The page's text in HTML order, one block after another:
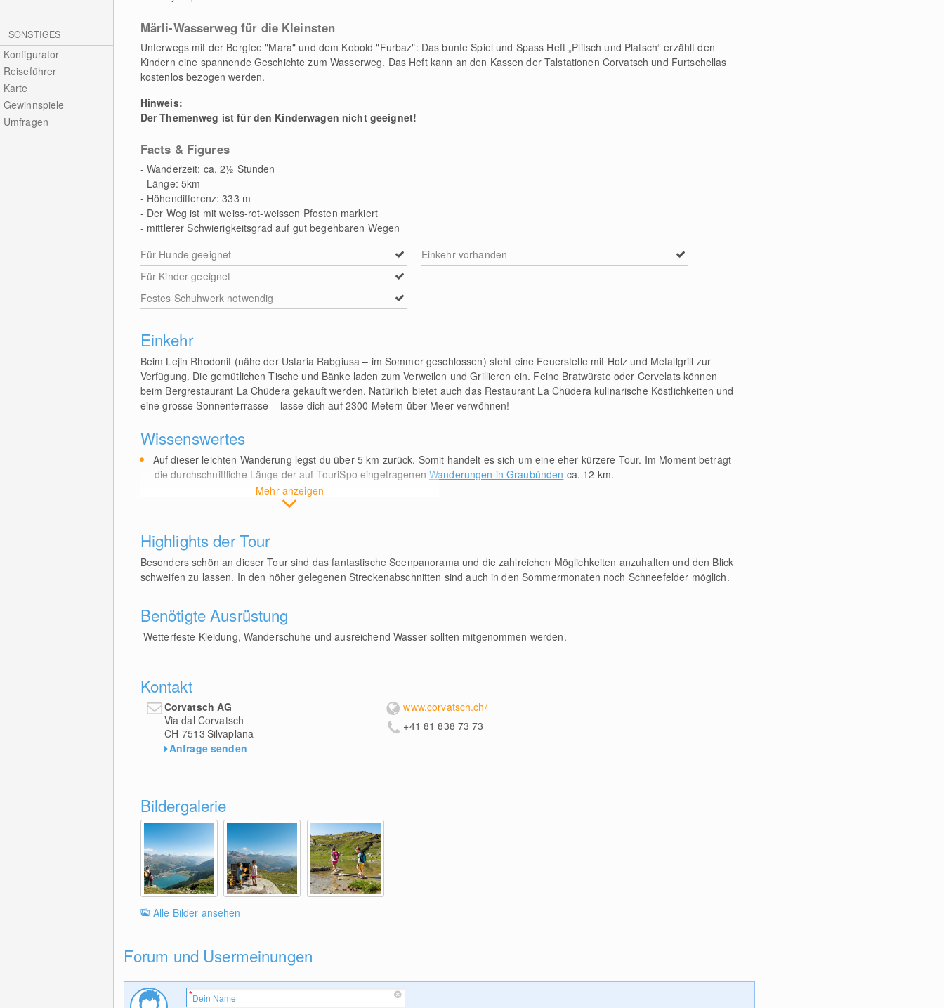
SONSTIGES
Konfigurator
Reiseführer
Karte
Gewinnspiele
Umfragen
Märli-Wasserweg für die Kleinsten
Unterwegs mit der Bergfee "Mara" und dem Kobold "Furbaz": Das bunte Spiel und Spass Heft „Plitsch und Platsch“ erzählt den
Kindern eine spannende Geschichte zum Wasserweg. Das Heft kann an den Kassen der Talstationen Corvatsch und Furtschellas
kostenlos bezogen werden.
Hinweis:
Der Themenweg ist für den Kinderwagen nicht geeignet!
Facts & Figures
- Wanderzeit: ca. 2½ Stunden
- Länge: 5km
- Höhendifferenz: 333 m
- Der Weg ist mit weiss-rot-weissen Pfosten markiert
- mittlerer Schwierigkeitsgrad auf gut begehbaren Wegen
Für Hunde geeignet
Für Kinder geeignet
Festes Schuhwerk notwendig
Einkehr vorhanden
Einkehr
Beim Lejin Rhodonit (nähe der Ustaria Rabgiusa – im Sommer geschlossen) steht eine Feuerstelle mit Holz und Metallgrill zur
Verfügung. Die gemütlichen Tische und Bänke laden zum Verweilen und Grillieren ein. Feine Bratwürste oder Cervelats können
beim Bergrestaurant La Chüdera gekauft werden. Natürlich bietet auch das Restaurant La Chüdera kulinarische Köstlichkeiten und
eine grosse Sonnenterrasse – lasse dich auf 2300 Metern über Meer verwöhnen!
Wissenswertes
Mehr anzeigen
Auf dieser leichten Wanderung legst du über 5km zurück. Somit handelt es sich um eine eher kürzere Tour. Im Moment beträgt
die durchschnittliche Länge der auf TouriSpo eingetragenen Wanderungen in Graubünden ca. 12 km.
Highlights der Tour
Besonders schön an dieser Tour sind das fantastische Seenpanorama und die zahlreichen Möglichkeiten anzuhalten und den Blick
schweifen zu lassen. In den höher gelegenen Streckenabschnitten sind auch in den Sommermonaten noch Schneefelder möglich.
Benötigte Ausrüstung
Wetterfeste Kleidung, Wanderschuhe und ausreichend Wasser sollten mitgenommen werden.
Kontakt
Corvatsch AG
Via dal Corvatsch
CH-7513 Silvaplana
Anfrage senden
www.corvatsch.ch/
+41 81 838 73 73
Bildergalerie
Alle Bilder ansehen
Forum und Usermeinungen